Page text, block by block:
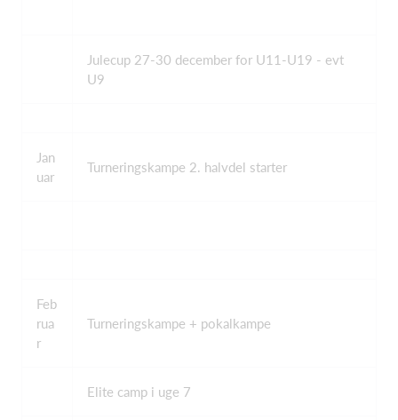
Julecup 27-30 december for U11-U19 - evt
U9
Jan
uar
Turneringskampe 2. halvdel starter
Feb
rua
r
Turneringskampe + pokalkampe
Elite camp i uge 7